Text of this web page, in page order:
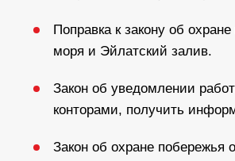
Поправка к закону об
моря и Эйлатский залив.
Закон об уведомлении
конторами, получить
Закон об охране побережья